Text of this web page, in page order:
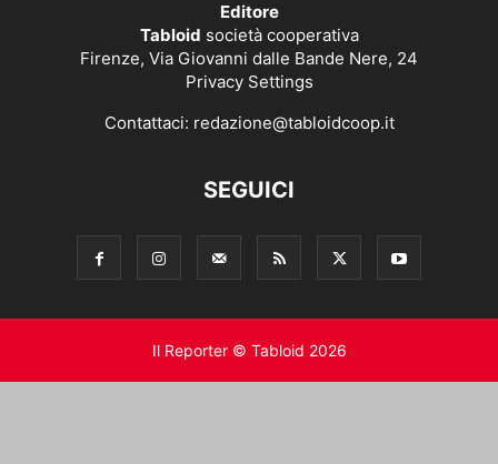
Editore
Tabloid società cooperativa
Firenze, Via Giovanni dalle Bande Nere, 24
Privacy Settings
Contattaci: redazione@tabloidcoop.it
SEGUICI
Il Reporter © Tabloid 2026